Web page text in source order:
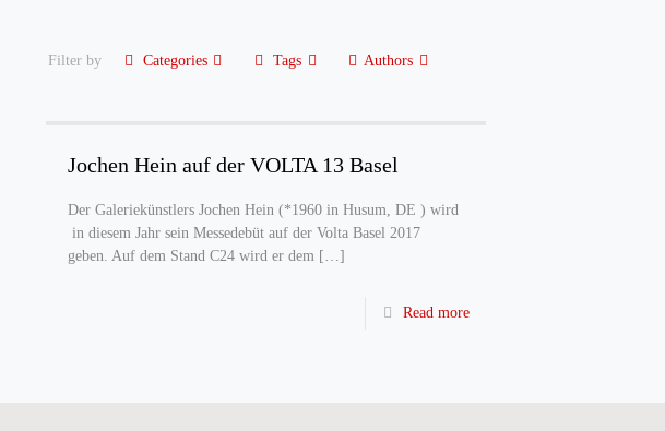
Filter by Categories Tags Authors
Jochen Hein auf der VOLTA 13 Basel
Der Galeriekünstlers Jochen Hein (*1960 in Husum, DE ) wird
in diesem Jahr sein Messedebüt auf der Volta Basel 2017
geben. Auf dem Stand C24 wird er dem[…]
Read more